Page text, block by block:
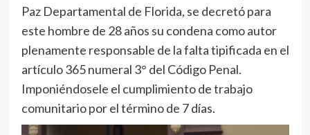
Paz Departamental de Florida, se decretó para
este hombre de 28 años su condena como autor
plenamente responsable de la falta tipificada en el
artículo 365 numeral 3° del Código Penal.
Imponiéndosele el cumplimiento de trabajo
comunitario por el término de 7 días.